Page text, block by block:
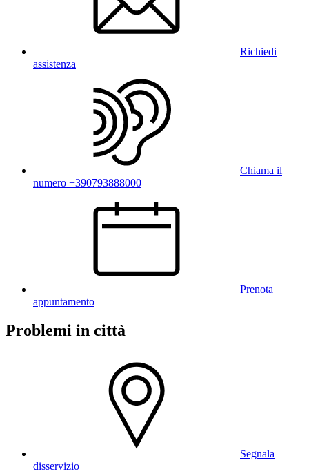
Richiedi
assistenza
Chiama il
numero +390793888000
Prenota
appuntamento
Problemi in città
Segnala
disservizio